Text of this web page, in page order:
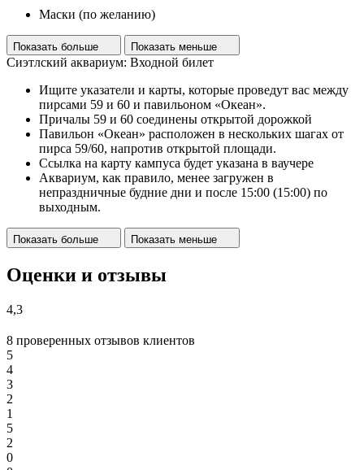
Маски (по желанию)
Показать больше Показать меньше
Сиэтлский аквариум: Входной билет
Ищите указатели и карты, которые проведут вас между
пирсами 59 и 60 и павильоном «Океан».
Причалы 59 и 60 соединены открытой дорожкой
Павильон «Океан» расположен в нескольких шагах от
пирса 59/60, напротив открытой площади.
Ссылка на карту кампуса будет указана в ваучере
Аквариум, как правило, менее загружен в
непраздничные будние дни и после 15:00 (15:00) по
выходным.
Показать больше Показать меньше
Оценки и отзывы
4,3
8 проверенных отзывов клиентов
5
4
3
2
1
5
2
0